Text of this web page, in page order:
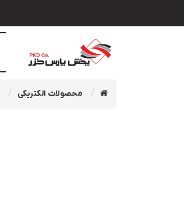
محصولات الکتریکی